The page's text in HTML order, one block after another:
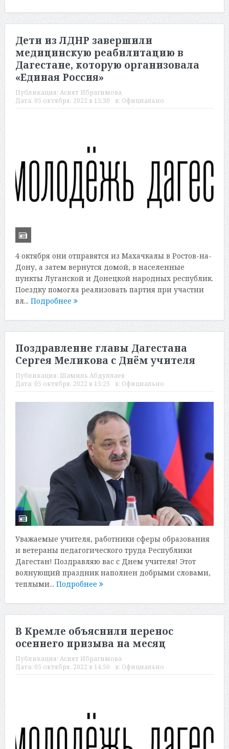
Дети из ЛДНР завершили
медицинскую реабилитацию в
Дагестане, которую организовала
«Единая Россия»
Публикация: Асият Ибрагимова
Дата: 05 октября, 2022 в 15:30 в: Официально
4 октября они отправятся из Махачкалы в Ростов-на-
Дону, а затем вернутся домой, в населенные
пункты Луганской и Донецкой народных республик.
Поездку помогла реализовать партия при участии
вл... Подробнее
Поздравление главы Дагестана
Сергея Меликова с Днём учителя
Публикация: Шамиль Абдуллаев
Дата: 05 октября, 2022 в 15:25 в: Официально
Уважаемые учителя, работники сферы образования
и ветераны педагогического труда Республики
Дагестан! Поздравляю вас с Днем учителя! Этот
волнующий праздник наполнен добрыми словами,
теплыми... Подробнее
В Кремле объяснили перенос
осеннего призыва на месяц
Публикация: Асият Ибрагимова
Дата: 05 октября, 2022 в 14:50 в: Официально